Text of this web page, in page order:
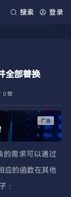
搜索 登录
全部替换
0 赞
的需求可以通过
应的函数在其他
：